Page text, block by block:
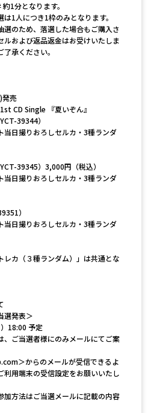
1分となります。
1人につき1枠のみとなります。
のため、落選した場合もご購入さ
ルおよび返品返金はお受けいたしま
承ください。
売
CD Single 『夏いぞん』
39344）
当日撮りおろしセルカ・3種ランダ
39345）3,000円（税込）
当日撮りおろしセルカ・3種ランダ
）
当日撮りおろしセルカ・3種ランダ
カ（３種ランダム）」は共通とな
選発表＞
18:00 予定
ご当選者様にのみメールにてご案
＞からのメールが受信できるよ
利用端末の受信設定をお願いいたし
方法はご当選メールに記載の内容